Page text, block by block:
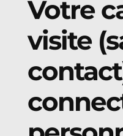
Votre
visite